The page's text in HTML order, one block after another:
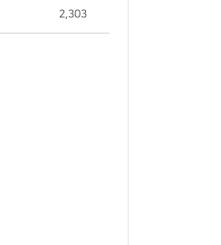
2,303